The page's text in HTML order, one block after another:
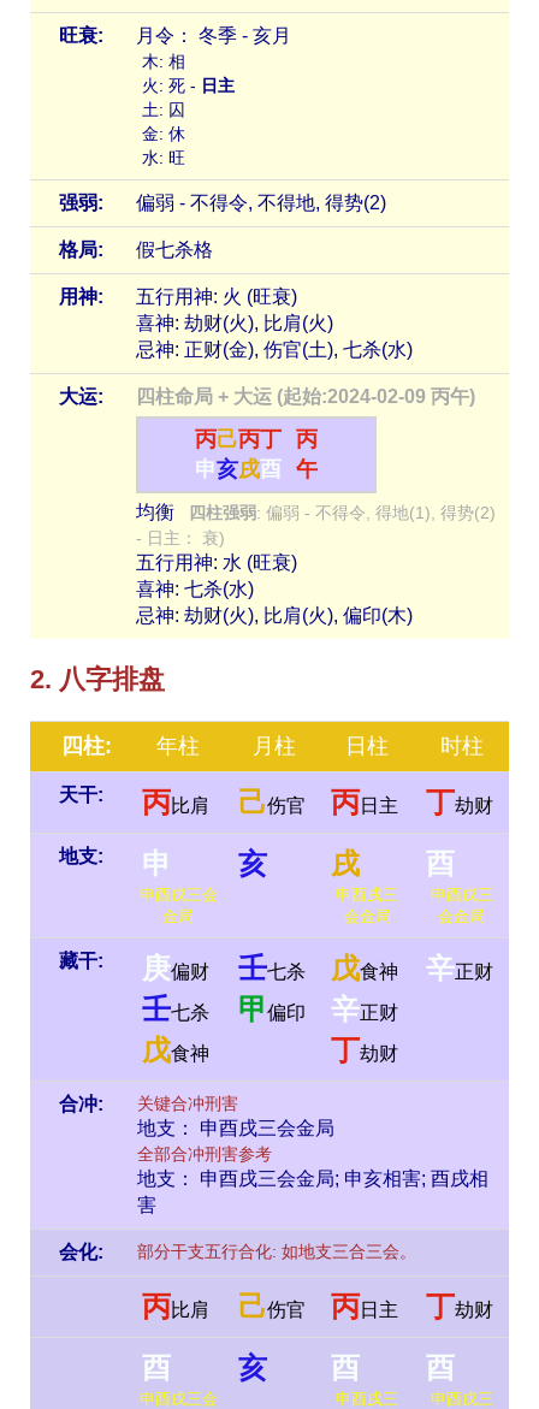
旺衰: 月令： 冬季 - 亥月
木: 相
火: 死 - 日主
土: 囚
金: 休
水: 旺
强弱: 偏弱 - 不得令, 不得地, 得势(2)
格局: 假七杀格
用神:
五行用神: 火 (旺衰)
喜神: 劫财(火), 比肩(火)
忌神: 正财(金), 伤官(土), 七杀(水)
大运: 四柱命局 + 大运 (起始:2024-02-09 丙午)
丙己丙丁 丙
申亥戌酉 午
均衡 四柱强弱: 偏弱 - 不得令, 得地(1), 得势(2)
- 日主： 衰)
五行用神: 水 (旺衰)
喜神: 七杀(水)
忌神: 劫财(火), 比肩(火), 偏印(木)
2. 八字排盘
四柱: 年柱 月柱 日柱 时柱
天干: 丙比肩 己伤官 丙日主 丁劫财
地支: 申
申酉戌三会
金局
亥 戌
申酉戌三
会金局
酉
申酉戌三
会金局
藏干: 庚偏财
壬七杀
戊食神
壬七杀
甲偏印
戊食神
辛正财
丁劫财
辛正财
合冲: 关键合冲刑害
地支： 申酉戌三会金局
全部合冲刑害参考
地支： 申酉戌三会金局; 申亥相害; 酉戌相
害
会化: 部分干支五行合化: 如地支三合三会。
丙比肩 己伤官 丙日主 丁劫财
酉
申酉戌三会
亥 酉
申酉戌三
酉
申酉戌三